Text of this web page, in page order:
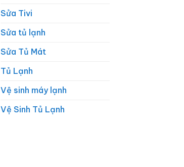
Sửa Tivi
Sửa tủ lạnh
Sửa Tủ Mát
Tủ Lạnh
Vệ sinh máy lạnh
Vệ Sinh Tủ Lạnh